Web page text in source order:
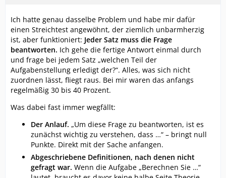
Ich hatte genau dasselbe Problem und habe mir dafür
einen Streichtest angewöhnt, der ziemlich unbarmherzig
ist, aber funktioniert: Jeder Satz muss die Frage
beantworten. Ich gehe die fertige Antwort einmal durch
und frage bei jedem Satz „welchen Teil der
Aufgabenstellung erledigt der?“. Alles, was sich nicht
zuordnen lässt, fliegt raus. Bei mir waren das anfangs
regelmäßig 30 bis 40 Prozent.
Was dabei fast immer wegfällt:
Der Anlauf. „Um diese Frage zu beantworten, ist es
zunächst wichtig zu verstehen, dass …“ – bringt null
Punkte. Direkt mit der Sache anfangen.
Abgeschriebene Definitionen, nach denen nicht
gefragt war. Wenn die Aufgabe „Berechnen Sie …“